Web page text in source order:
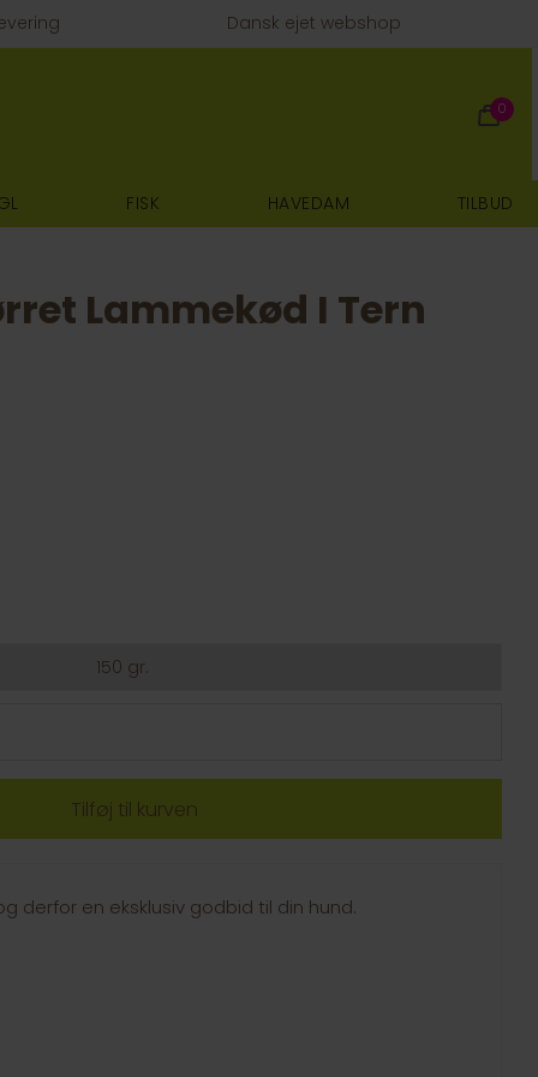
Dansk ejet webshop
0
FISK HAVEDAM TILBUD
Lammekød I Tern
150 gr.
derfor en eksklusiv godbid til din hund.